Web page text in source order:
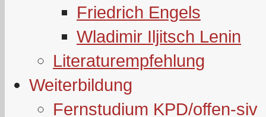
Friedrich Engels
Wladimir Iljitsch Lenin
Literaturempfehlung
Weiterbildung
Fernstudium KPD/offen-siv